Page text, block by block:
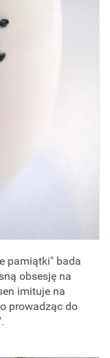
pamiątki" bada
obsesję na
imituje na
prowadząc do